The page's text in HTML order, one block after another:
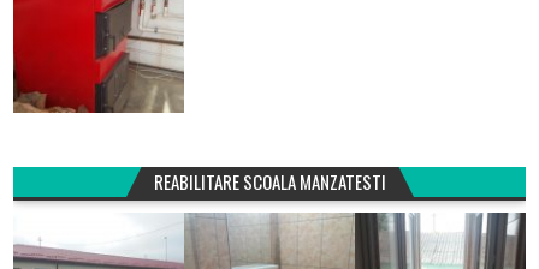
REABILITARE SCOALA MANZATESTI